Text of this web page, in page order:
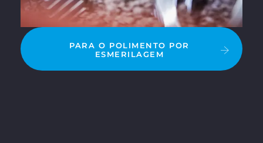
PARA O POLIMENTO POR
ESMERILAGEM